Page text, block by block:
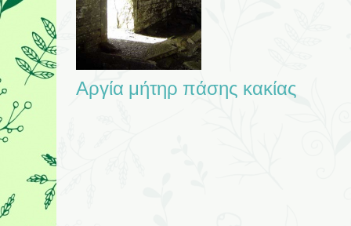
Αργία μήτηρ πάσης κακίας